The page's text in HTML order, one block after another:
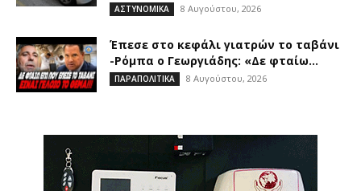
ΑΣΤΥΝΟΜΙΚΑ 8 Αυγούστου, 2026
Έπεσε στο κεφάλι γιατρών το ταβάνι
-Ρόμπα ο Γεωργιάδης: «Δε φταίω...
ΠΑΡΑΠΟΛΙΤΙΚΑ 8 Αυγούστου, 2026